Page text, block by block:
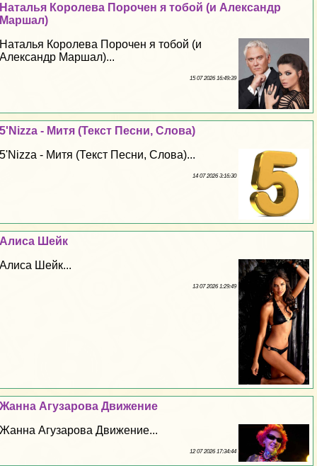
Наталья Королева Порочен я тобой (и Александр
Маршал)
Наталья Королева Порочен я тобой (и
Александр Маршал)...
15 07 2026 16:49:39
5'Nizza - Митя (Текст Песни, Слова)
5'Nizza - Митя (Текст Песни, Слова)...
14 07 2026 3:16:30
Алиса Шейк
Алиса Шейк...
13 07 2026 1:29:49
Жанна Агузарова Движение
Жанна Агузарова Движение...
12 07 2026 17:34:44